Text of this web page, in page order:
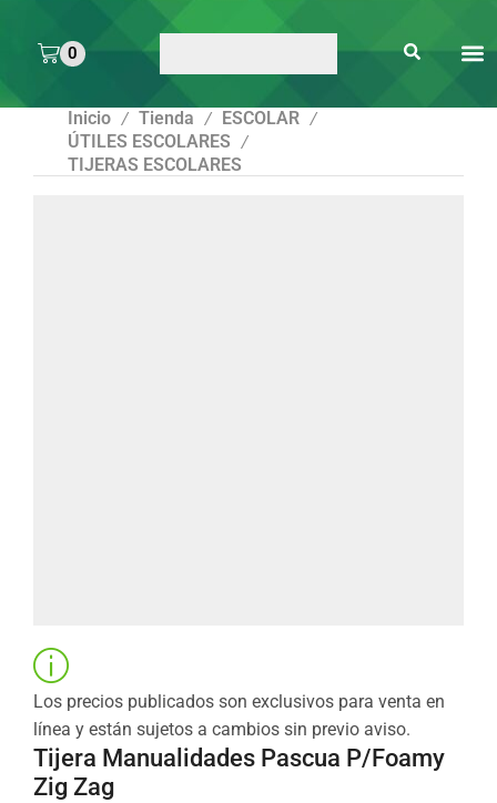
0
Inicio / Tienda / ESCOLAR /
ÚTILES ESCOLARES /
TIJERAS ESCOLARES
Los precios publicados son exclusivos para venta en
línea y están sujetos a cambios sin previo aviso.
Tijera Manualidades Pascua P/Foamy
Zig Zag